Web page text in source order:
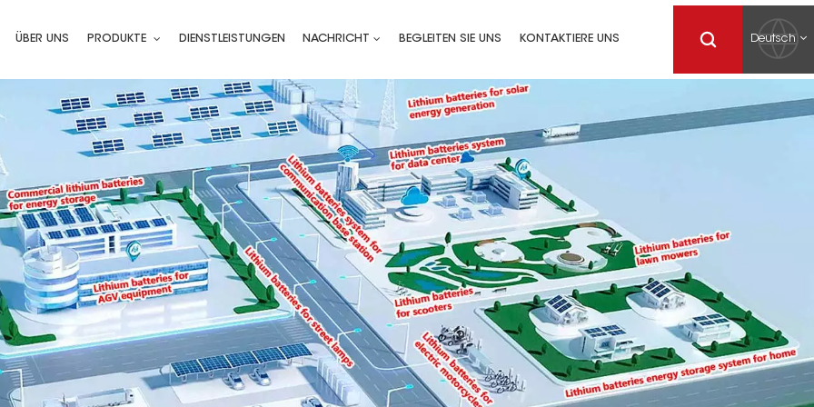
ÜBER UNS PRODUKTE DIENSTLEISTUNGEN NACHRICHT BEGLEITEN SIE UNS KONTAKTIERE UNS Deutsch